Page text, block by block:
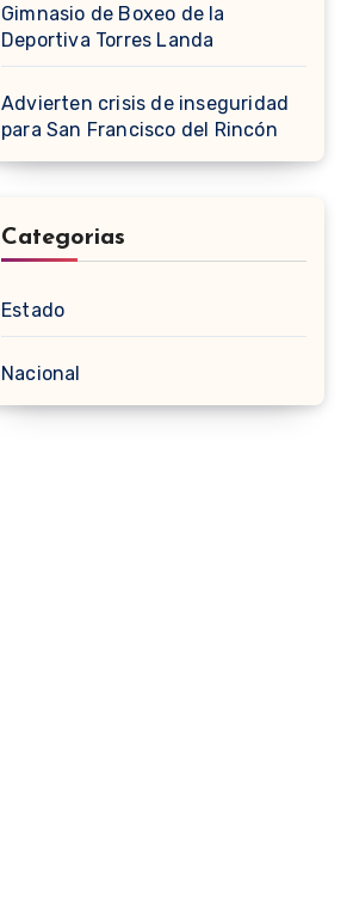
Gimnasio de Boxeo de la
Deportiva Torres Landa
Advierten crisis de inseguridad
para San Francisco del Rincón
Categorias
Estado
Nacional